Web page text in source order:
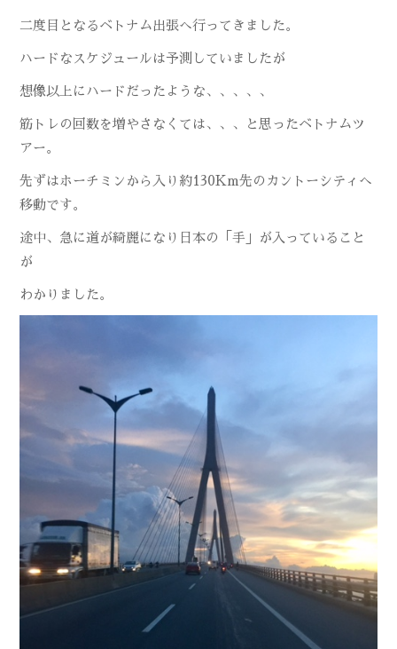
二度目となるベトナム出張へ行ってきました。
ハードなスケジュールは予測していましたが
想像以上にハードだったような、、、、、
筋トレの回数を増やさなくては、、、と思ったベトナムツ
アー。
先ずはホーチミンから入り約130Km先のカントーシティへ
移動です。
途中、急に道が綺麗になり日本の「手」が入っていること
が
わかりました。